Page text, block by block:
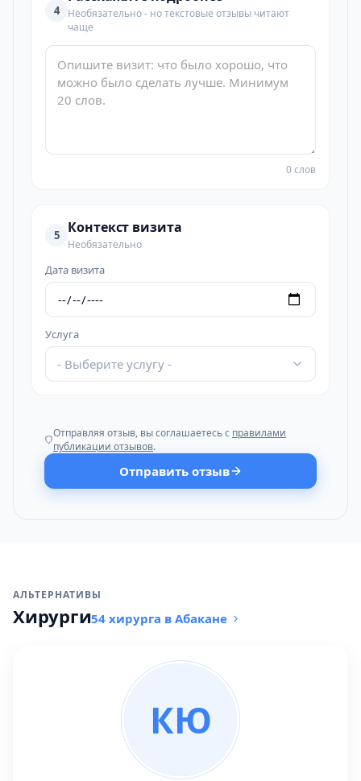
4
Необязательно - но текстовые отзывы читают
чаще
0 слов
5 Контекст визита
Необязательно
Дата визита
Услуга
- Выберите услугу -
Отправляя отзыв, вы соглашаетесь с правилами
публикации отзывов.
Отправить отзыв
АЛЬТЕРНАТИВЫ
Хирурги54 хирурга в Абакане
КЮ